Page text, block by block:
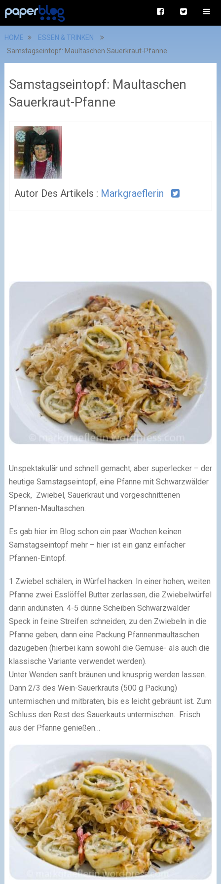
HOME
ESSEN & TRINKEN
Samstagseintopf: Maultaschen Sauerkraut-Pfanne
Samstagseintopf: Maultaschen
Sauerkraut-Pfanne
Autor Des Artikels : Markgraeflerin
Unspektakulär und schnell gemacht, aber superlecker – der
heutige Samstagseintopf, eine Pfanne mit Schwarzwälder
Speck, Zwiebel, Sauerkraut und vorgeschnittenen
Pfannen-Maultaschen.
Es gab hier im Blog schon ein paar Wochen keinen
Samstagseintopf mehr – hier ist ein ganz einfacher
Pfannen-Eintopf.
1 Zwiebel schälen, in Würfel hacken. In einer hohen, weiten
Pfanne zwei Esslöffel Butter zerlassen, die Zwiebelwürfel
darin andünsten. 4-5 dünne Scheiben Schwarzwälder
Speck in feine Streifen schneiden, zu den Zwiebeln in die
Pfanne geben, dann eine Packung Pfannenmaultaschen
dazugeben (hierbei kann sowohl die Gemüse- als auch die
klassische Variante verwendet werden).
Unter Wenden sanft bräunen und knusprig werden lassen.
Dann 2/3 des Wein-Sauerkrauts (500 g Packung)
untermischen und mitbraten, bis es leicht gebräunt ist. Zum
Schluss den Rest des Sauerkauts untermischen. Frisch
aus der Pfanne genießen…